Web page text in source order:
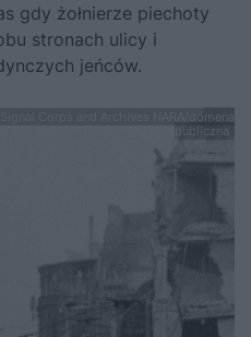
gdy żołnierze piechoty
stronach ulicy i
jeńców.
Corps and Archives NARA/domena
publiczna